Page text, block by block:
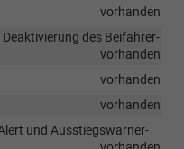
vorhanden
des Beifahrer-
vorhanden
vorhanden
vorhanden
und Ausstiegswarner-